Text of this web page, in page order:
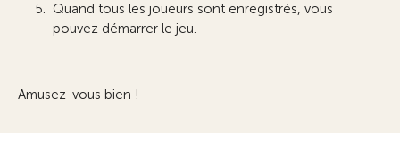
Quand tous les joueurs sont enregistrés, vous
pouvez démarrer le jeu.
Amusez-vous bien !